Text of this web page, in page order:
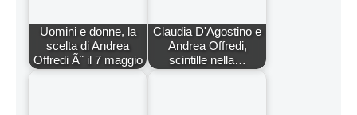
Uomini e donne, la
scelta di Andrea
Offredi Ã¨ il 7 maggio
Claudia D'Agostino e
Andrea Offredi,
scintille nella…